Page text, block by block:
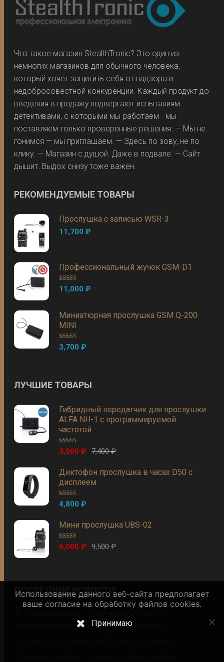
Что такое магазин StealthTronic? Это один из
немногих магазинов для обычного человека,
который хочет защитить себя от надзора и
недобросовестной конкуренции. Каждый продукт до
введения в продажу подвергают испытаниям
детективами, с которыми мы работаем - мы
поставляем только проверенные решения. — Мы не
гонимся — мы приглашаем. — Здесь по зову, не по
клику. — Магазин с душой. Даже в подвале. — Сайт
дышит. Выдох снизу тоже важен.
РЕКОМЕНДУЕМЫЕ ТОВАРЫ
Прослушка с записью WSR-3
11,700₽
Профессиональный жучок GSM-D1
Оценка5.00
из 5
11,000₽
Миниатюрная прослушка GSM Q-200
MINI
Оценка 5.00
из 5
3,700₽
ЛУЧШИЕ ТОВАРЫ
Гибридный передатчик для прослушки
ALFA NH-1 с программируемой
частотой
Оценка 5.00
из 5 7,400₽
3,000₽
Диктофон прослушка в часах D50 с
дисплеем
Оценка 5.00
из 5
4,800₽
Мини прослушка UBS-02
Оценка 5.00
из 5 9,500₽
6,000₽
ПОСЛЕДНИЕ НОВОСТИ
шпионские гаджеты для детей и взрослых
Использование данного веб-сайта предполагает
ваше согласие на обработку файлов cookies.
Принимаю